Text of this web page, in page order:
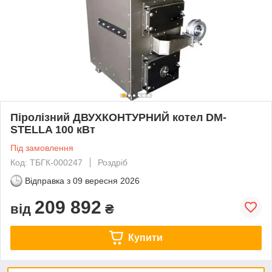
Піролізний ДВУХКОНТУРНИЙ котел DM-
STELLA 100 кВт
Під замовлення
Код: TБГК-000247
Роздріб
Відправка з 09 вересня 2026
від 209 892 ₴
Купити